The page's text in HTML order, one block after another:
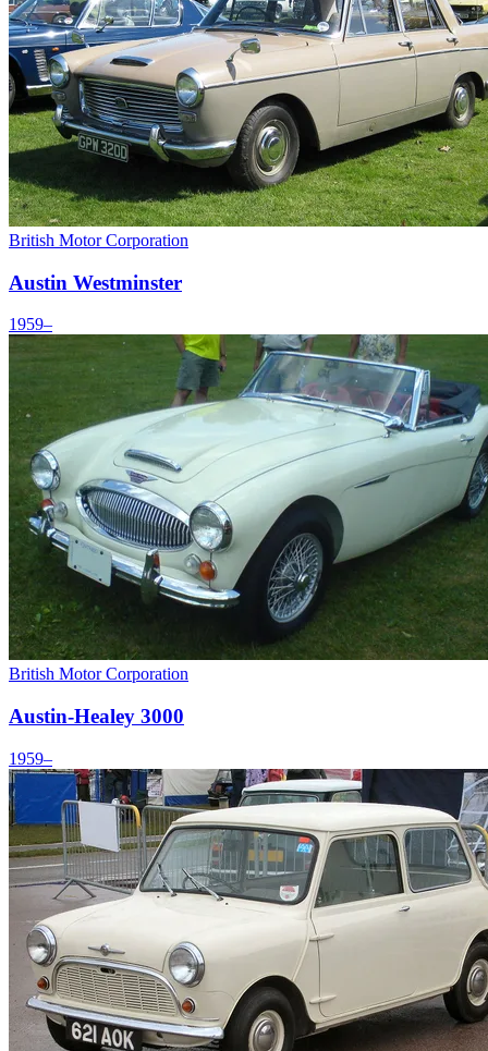
British Motor Corporation
Austin Westminster
1959–
British Motor Corporation
Austin-Healey 3000
1959–